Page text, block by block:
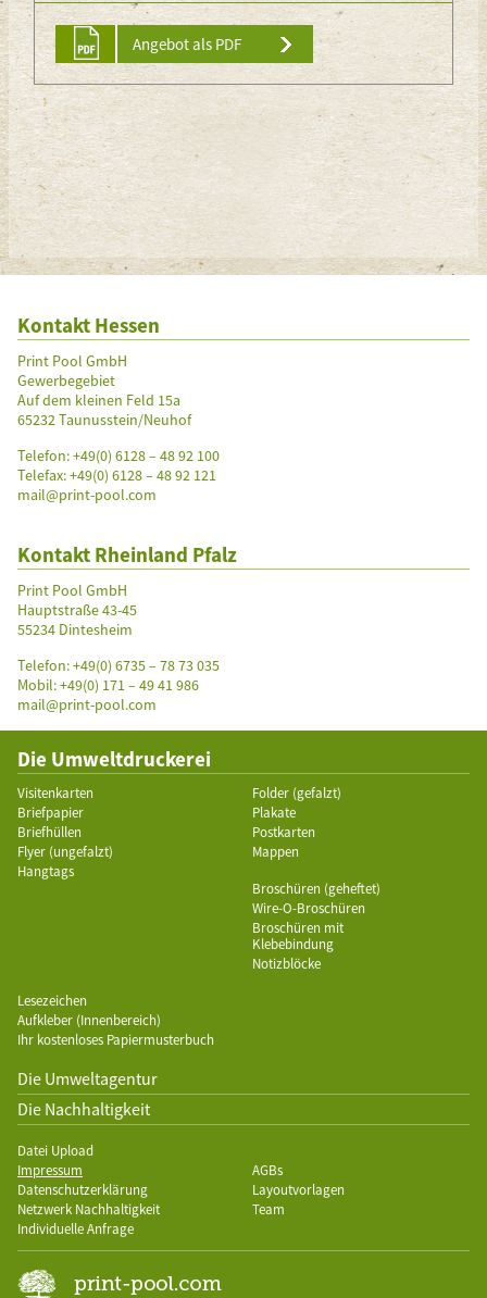
Angebot als PDF
Kontakt Hessen
Print Pool GmbH
Gewerbegebiet
Auf dem kleinen Feld 15a
65232 Taunusstein/Neuhof
Telefon:+49(0) 6128 – 48 92 100
Telefax: +49(0) 6128 – 48 92 121
mail@print-pool.com
Kontakt Rheinland Pfalz
Print Pool GmbH
Hauptstraße 43-45
55234 Dintesheim
Telefon:+49(0) 6735 – 78 73 035
Mobil: +49(0) 171 – 49 41 986
mail@print-pool.com
Die Umweltdruckerei
Visitenkarten
Briefpapier
Briefhüllen
Flyer (ungefalzt)
Hangtags
Folder (gefalzt)
Plakate
Postkarten
Mappen
Broschüren (geheftet)
Wire-O-Broschüren
Broschüren mit
Klebebindung
Notizblöcke
Lesezeichen
Aufkleber (Innenbereich)
Ihr kostenloses Papiermusterbuch
Die Umweltagentur
Die Nachhaltigkeit
Datei Upload
Impressum
AGBs
Datenschutzerklärung
Layoutvorlagen
Netzwerk Nachhaltigkeit
Team
Individuelle Anfrage